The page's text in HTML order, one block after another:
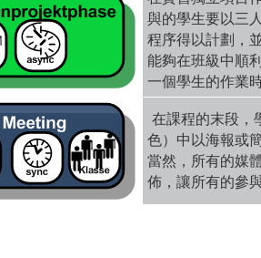
與的學生要以三
程序得以計劃，
能夠在班級中順
一個學生的作業
在課程的末段，
色）中以海報或
當然，所有的媒
佈，讓所有的參